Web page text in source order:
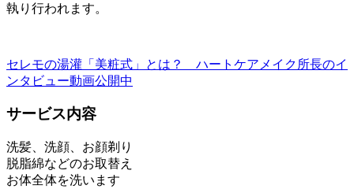
執り行われます。
セレモの湯灌「美粧式」とは？ ハートケアメイク所長のイ
ンタビュー動画公開中
サービス内容
洗髪、洗顔、お顔剃り
脱脂綿などのお取替え
お体全体を洗います